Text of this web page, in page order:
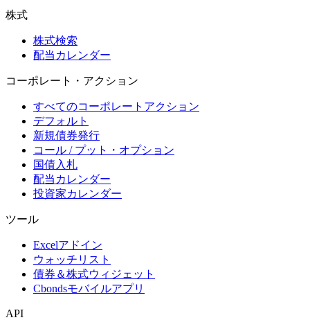
株式
株式検索
配当カレンダー
コーポレート・アクション
すべてのコーポレートアクション
デフォルト
新規債券発行
コール / プット・オプション
国債入札
配当カレンダー
投資家カレンダー
ツール
Excelアドイン
ウォッチリスト
債券＆株式ウィジェット
Cbondsモバイルアプリ
API